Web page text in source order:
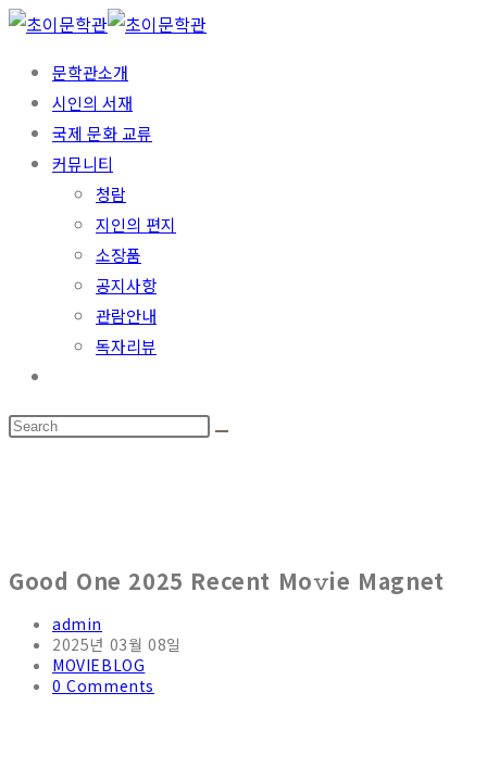
문학관소개
시인의 서재
국제 문화 교류
커뮤니티
청람
지인의 편지
소장품
공지사항
관람안내
독자리뷰
Good One 2025 Recent Mo𝚟ie Magnet
admin
2025년 03월 08일
MOVIEBLOG
0 Comments